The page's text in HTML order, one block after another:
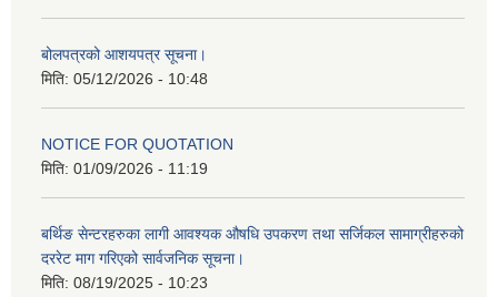
बोलपत्रको आशयपत्र सूचना।
मिति: 05/12/2026 - 10:48
NOTICE FOR QUOTATION
मिति: 01/09/2026 - 11:19
बर्थिङ सेन्टरहरुका लागी आवश्यक औषधि उपकरण तथा सर्जिकल सामाग्रीहरुको
दररेट माग गरिएको सार्वजनिक सूचना।
मिति: 08/19/2025 - 10:23